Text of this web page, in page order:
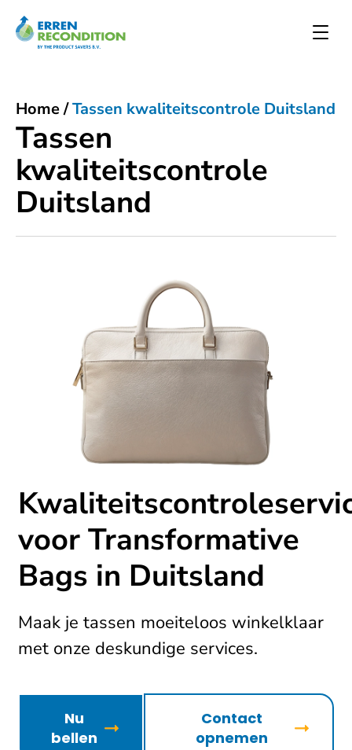
Tassen
kwaliteitscontrole
Duitsland
Home/Tassen kwaliteitscontrole Duitsland
voor Transformative
Bags in Duitsland
Maak je tassen moeiteloos winkelklaar
met onze deskundige services.
Nu
bellen
Contact
opnemen